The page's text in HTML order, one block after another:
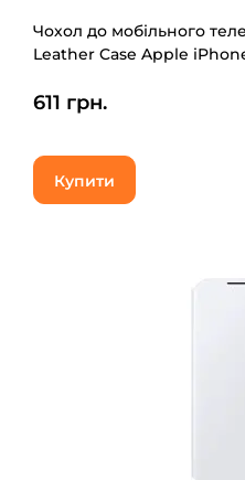
Чохол до мобільного
Leather Case Apple
611 грн.
Купити